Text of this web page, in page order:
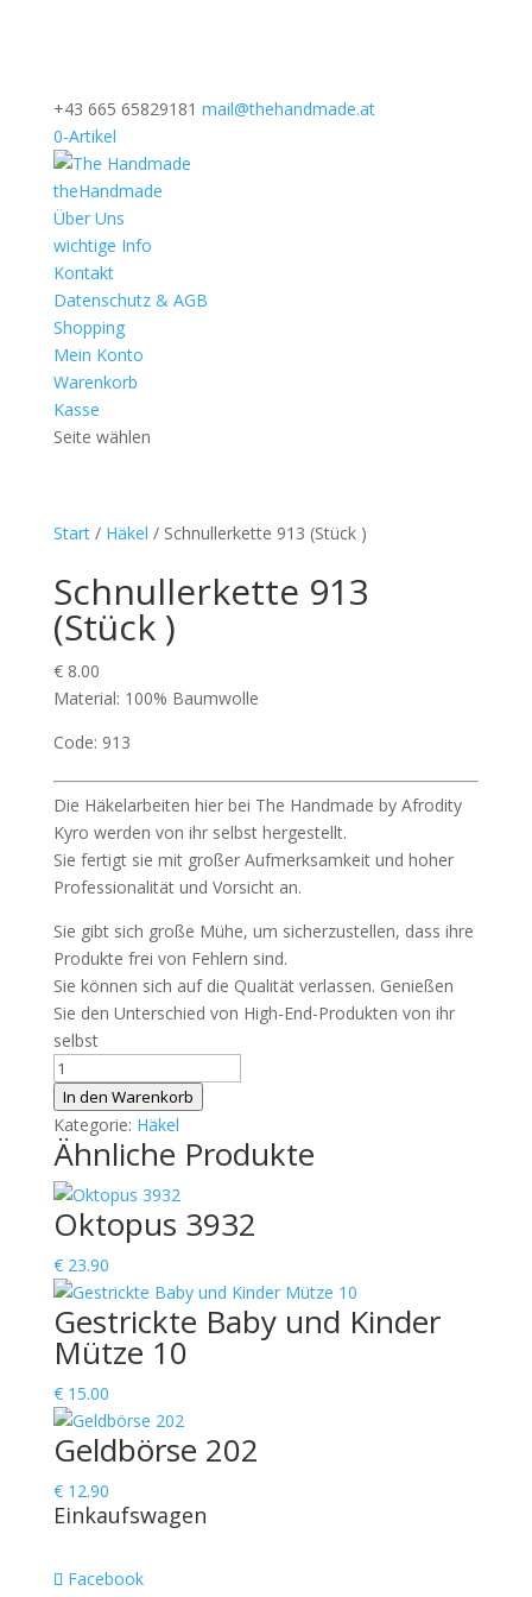
+43 665 65829181 mail@thehandmade.at
0-Artikel
theHandmade
Über Uns
wichtige Info
Kontakt
Datenschutz & AGB
Shopping
Mein Konto
Warenkorb
Kasse
Seite wählen
Start/ Häkel / Schnullerkette 913 (Stück )
Schnullerkette 913
(Stück )
€8.00
Material: 100% Baumwolle
Code: 913
Die Häkelarbeiten hier bei The Handmade by Afrodity
Kyro werden von ihr selbst hergestellt.
Sie fertigt sie mit großer Aufmerksamkeit und hoher
Professionalität und Vorsicht an.
Sie gibt sich große Mühe, um sicherzustellen, dass ihre
Produkte frei von Fehlern sind.
Sie können sich auf die Qualität verlassen. Genießen
Sie den Unterschied von High-End-Produkten von ihr
selbst
Schnullerkette
913
(Stück
Menge
In den Warenkorb
Kategorie: Häkel
Ähnliche Produkte
Oktopus 3932
€23.90
Gestrickte Baby und Kinder
Mütze 10
€15.00
Geldbörse 202
€12.90
Einkaufswagen
Facebook